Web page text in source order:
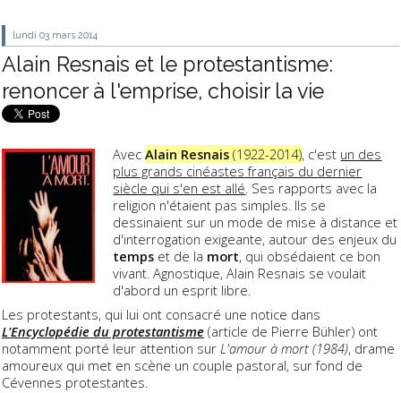
lundi 03 mars 2014
Alain Resnais et le protestantisme:
renoncer à l'emprise, choisir la vie
AvecAlain Resnais (1922-2014), c'est un des
plus grands cinéastes français du dernier
siècle qui s'en est allé. Ses rapports avec la
religion n'étaient pas simples. Ils se
dessinaient sur un mode de mise à distance et
d'interrogation exigeante, autour des enjeux du
temps et de la mort, qui obsédaient ce bon
vivant. Agnostique, Alain Resnais se voulait
d'abord un esprit libre.
Les protestants, qui lui ont consacré une notice dans
L'Encyclopédie du protestantisme (article de Pierre Bühler) ont
notamment porté leur attention sur L'amour à mort (1984), drame
amoureux qui met en scène un couple pastoral, sur fond de
Cévennes protestantes.